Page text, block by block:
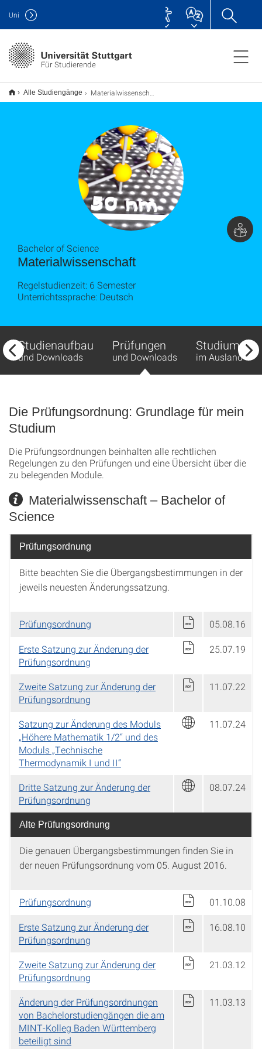
Für Studierende
Uni
Alle Studiengänge Materialwissenschaft B.Sc.
Materialwissenschaft
Bachelor of Science
Regelstudienzeit: 6 Semester
Unterrichtssprache: Deutsch
Studienaufbau
und Downloads
Prüfungen
und Downloads
Studium
im Ausland
Die Prüfungsordnung: Grundlage für mein
Studium
Die Prüfungsordnungen beinhalten alle rechtlichen
Regelungen zu den Prüfungen und eine Übersicht über die
zu belegenden Module.
Materialwissenschaft – Bachelor of
Science
Prüfungsordnung
Bitte beachten Sie die Übergangsbestimmungen in der
jeweils neuesten Änderungssatzung.
Prüfungsordnung 05.08.16
Erste Satzung zur Änderung der
Prüfungsordnung
25.07.19
Zweite Satzung zur Änderung der
Prüfungsordnung
11.07.22
Satzung zur Änderung des Moduls
„Höhere Mathematik 1/2“ und des
Moduls „Technische
Thermodynamik I und II“
11.07.24
Dritte Satzung zur Änderung der
Prüfungsordnung
08.07.24
Alte Prüfungsordnung
Die genauen Übergangsbestimmungen finden Sie in
der neuen Prüfungsordnung vom 05. August 2016.
Prüfungsordnung 01.10.08
Erste Satzung zur Änderung der
Prüfungsordnung
16.08.10
Zweite Satzung zur Änderung der
Prüfungsordnung
21.03.12
Änderung der Prüfungsordnungen
von Bachelorstudiengängen die am
MINT-Kolleg Baden Württemberg
beteiligt sind
11.03.13